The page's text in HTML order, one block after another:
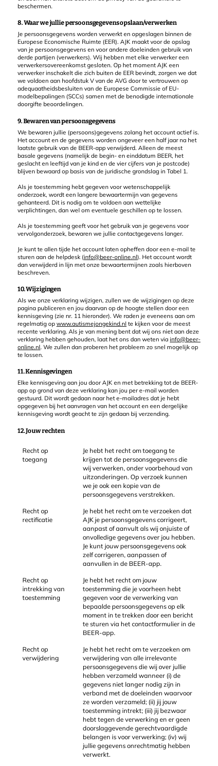
beschermen.
8. Waar we jullie persoonsgegevens opslaan/verwerken
Je persoonsgegevens worden verwerkt en opgeslagen binnen de
Europese Economische Ruimte (EER). AJK maakt voor de opslag
van je persoonsgegevens en voor andere doeleinden gebruik van
derde partijen (verwerkers). Wij hebben met elke verwerker een
verwerkersovereenkomst gesloten. Op het moment AJK een
verwerker inschakelt die zich buiten de EER bevindt, zorgen we dat
we voldoen aan hoofdstuk V van de AVG door te vertrouwen op
adequaatheidsbesluiten van de Europese Commissie of EU-
modelbepalingen (SCCs) samen met de benodigde internationale
doorgifte beoordelingen.
9. Bewaren van persoonsgegevens
We bewaren jullie (persoons)gegevens zolang het account actief is.
Het account en de gegevens worden ongeveer een half jaar na het
laatste gebruik van de BEER-app verwijderd. Alleen de meest
basale gegevens (namelijk de begin- en einddatum BEER, het
geslacht en leeftijd van je kind en de vier cijfers van je postcode)
blijven bewaard op basis van de juridische grondslag in Tabel 1.
Als je toestemming hebt gegeven voor wetenschappelijk
onderzoek, wordt een langere bewaartermijn van gegevens
gehanteerd. Dit is nodig om te voldoen aan wettelijke
verplichtingen, dan wel om eventuele geschillen op te lossen.
Als je toestemming geeft voor het gebruik van je gegevens voor
vervolgonderzoek, bewaren we jullie contactgegevens langer.
Je kunt te allen tijde het account laten opheffen door een e-mail te
sturen aan de helpdesk (info@beer-online.nl). Het account wordt
dan verwijderd in lijn met onze bewaartermijnen zoals hierboven
beschreven.
10. Wijzigingen
Als we onze verklaring wijzigen, zullen we de wijzigingen op deze
pagina publiceren en jou daarvan op de hoogte stellen door een
kennisgeving (zie nr. 11 hieronder). We raden je eveneens aan om
regelmatig op www.autismejongekind.nl te kijken voor de meest
recente verklaring. Als je van mening bent dat wij ons niet aan deze
verklaring hebben gehouden, laat het ons dan weten via info@beer-
online.nl. We zullen dan proberen het probleem zo snel mogelijk op
te lossen.
11. Kennisgevingen
Elke kennisgeving aan jou door AJK en met betrekking tot de BEER-
app op grond van deze verklaring kan jou per e-mail worden
gestuurd. Dit wordt gedaan naar het e-mailadres dat je hebt
opgegeven bij het aanvragen van het account en een dergelijke
kennisgeving wordt geacht te zijn gedaan bij verzending.
12. Jouw rechten
Recht op
toegang
Je hebt het recht om toegang te
krijgen tot de persoonsgegevens die
wij verwerken, onder voorbehoud van
uitzonderingen. Op verzoek kunnen
we je ook een kopie van de
persoonsgegevens verstrekken.
Recht op
rectificatie
Je hebt het recht om te verzoeken dat
AJK je persoonsgegevens corrigeert,
aanpast of aanvult als wij onjuiste of
onvolledige gegevens over jou hebben.
Je kunt jouw persoonsgegevens ook
zelf corrigeren, aanpassen of
aanvullen in de BEER-app.
Recht op
intrekking van
toestemming
Je hebt het recht om jouw
toestemming die je voorheen hebt
gegeven voor de verwerking van
bepaalde persoonsgegevens op elk
moment in te trekken door een bericht
te sturen via het contactformulier in de
BEER-app.
Recht op
verwijdering
Je hebt het recht om te verzoeken om
verwijdering van alle irrelevante
persoonsgegevens die wij over jullie
hebben verzameld wanneer (i) de
gegevens niet langer nodig zijn in
verband met de doeleinden waarvoor
ze worden verzameld; (ii) jij jouw
toestemming intrekt; (iii) jij bezwaar
hebt tegen de verwerking en er geen
doorslaggevende gerechtvaardigde
belangen is voor verwerking; (iv) wij
jullie gegevens onrechtmatig hebben
verwerkt.